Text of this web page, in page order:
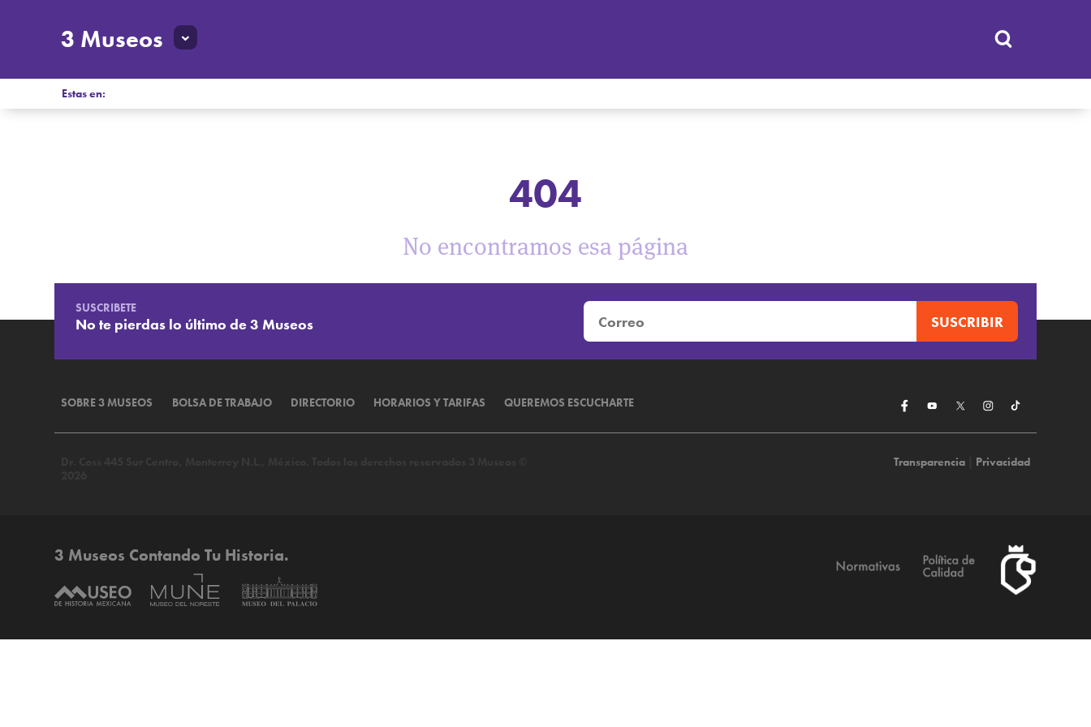
3 Museos
Estas en:
404
No encontramos esa página
SUSCRIBETE
No te pierdas lo último de 3 Museos
SOBRE 3 MUSEOS BOLSA DE TRABAJO DIRECTORIO HORARIOS Y TARIFAS QUEREMOS ESCUCHARTE
Transparencia| Privacidad
3 Museos Contando Tu Historia.